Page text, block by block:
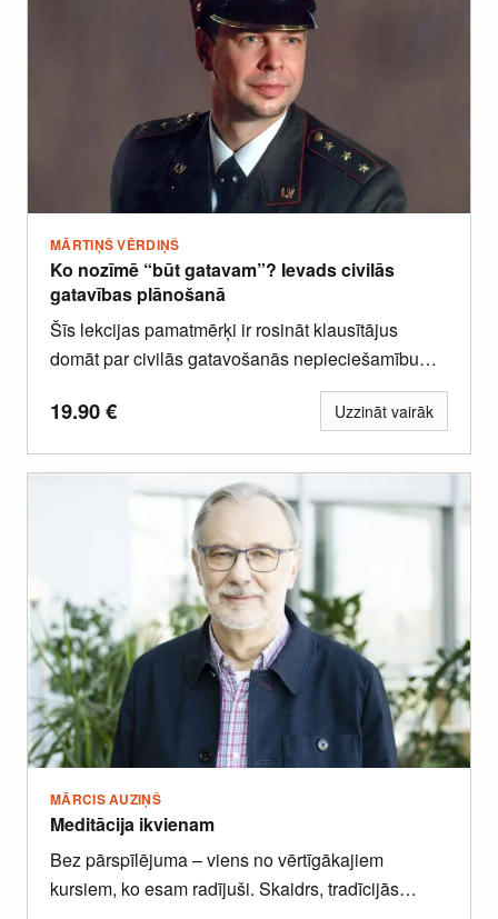
MĀRTIŅŠ VĒRDIŅŠ
Ko nozīmē “būt gatavam”? Ievads civilās
gatavības plānošanā
Šīs lekcijas pamatmērķi ir rosināt klausītājus
domāt par civilās gatavošanās nepieciešamību
mājsaimniecības līmenī un skaidrot
mājsaimniecības gatavības plāna struktūru...
19.90€ Uzzināt vairāk
MĀRCIS AUZIŅŠ
Meditācija ikvienam
Bez pārspīlējuma – viens no vērtīgākajiem
kursiem, ko esam radījuši. Skaidrs, tradīcijās